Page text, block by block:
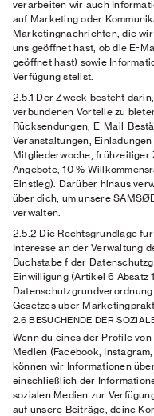
verarbeiten wir auch
auf Marketing oder
Marketingnachrichten, die
uns geöffnet hast, ob die E-
geöffnet hast) sowie
Verfügung stellst.
2.5.1 Der Zweck besteht
verbundenen Vorteile zu
Rücksendungen, E-Mail-
Veranstaltungen,
Mitgliederwoche, frühzeitiger
Angebote, 10 %
Einstieg). Darüber hinaus
über dich, um unsere
verwalten.
2.5.2 Die Rechtsgrundlage
Interesse an der Verwaltung
Buchstabe f der
Einwilligung (Artikel 6 Absatz
Gesetzes über
2.6 BESUCHENDE DER
Wenn du eines der Profile
Medien (Facebook,
können wir Informationen
einschließlich der
sozialen Medien zur
auf unsere Beiträge, deine